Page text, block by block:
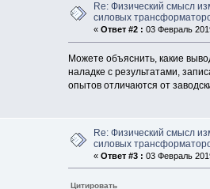
Re: Физический смысл
силовых
« Ответ #2 : 03 Февраль
Можете объяснить, какие
наладке с результатами,
опытов отличаются от
Re: Физический смысл
силовых
« Ответ #3 : 03 Февраль
Цитировать